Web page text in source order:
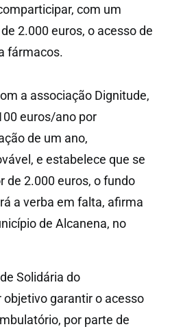
com um
2.000 euros, o acesso de
fármacos.
a associação Dignitude,
euros/ano por
de um ano,
e estabelece que se
de 2.000 euros, o fundo
a verba em falta, afirma
de Alcanena, no
Solidária do
garantir o acesso
por parte de